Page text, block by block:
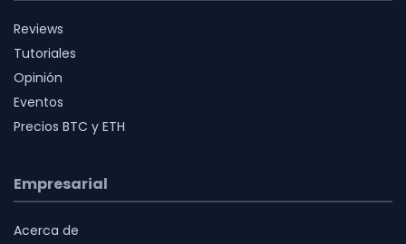
Reviews
Tutoriales
Opinión
Eventos
Precios BTC y ETH
Empresarial
Acerca de